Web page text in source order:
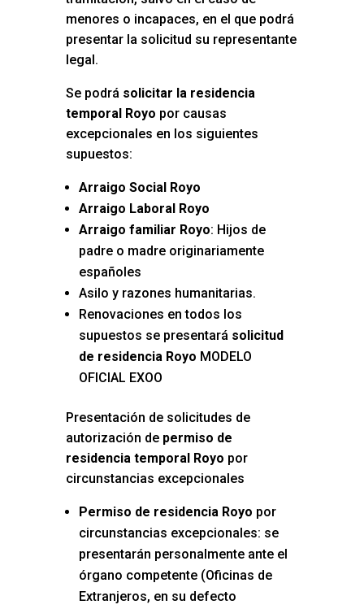
menores o incapaces, en el que podrá
presentar la solicitud su representante
legal.
Se podrá solicitar la residencia
temporal Royo por causas
excepcionales en los siguientes
supuestos:
Arraigo Social Royo
Arraigo Laboral Royo
Arraigo familiar Royo: Hijos de
padre o madre originariamente
españoles
Asilo y razones humanitarias.
Renovaciones en todos los
supuestos se presentará solicitud
de residencia Royo MODELO
OFICIAL EXOO
Presentación de solicitudes de
autorización depermiso de
residencia temporal Royo por
circunstancias excepcionales
Permiso de residencia Royo por
circunstancias excepcionales: se
presentarán personalmente ante el
órgano competente (Oficinas de
Extranjeros, en su defecto